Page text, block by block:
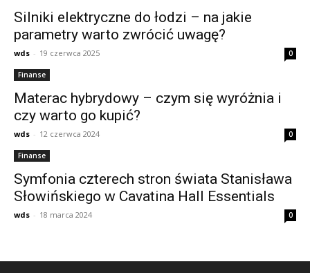
Silniki elektryczne do łodzi – na jakie
parametry warto zwrócić uwagę?
wds - 19 czerwca 2025 0
Finanse
Materac hybrydowy – czym się wyróżnia i
czy warto go kupić?
wds - 12 czerwca 2024 0
Finanse
Symfonia czterech stron świata Stanisława
Słowińskiego w Cavatina Hall Essentials
wds - 18 marca 2024 0